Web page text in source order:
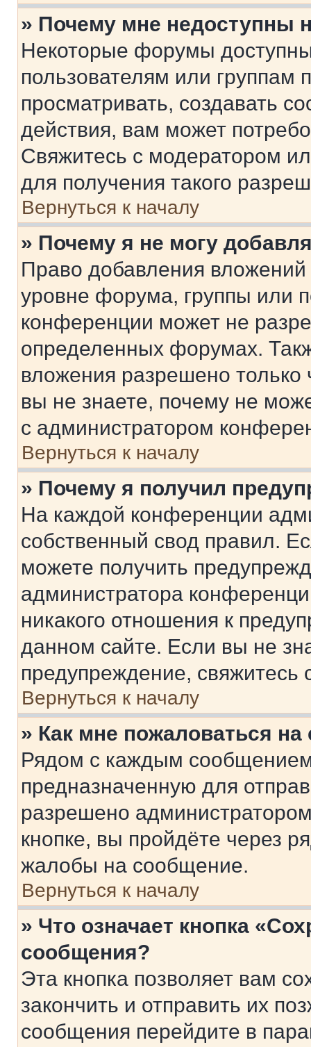
» Почему мне недоступны
Некоторые форумы
пользователям или группам
просматривать, создавать
действия, вам может
Свяжитесь с модератором
для получения такого
Вернуться к началу
» Почему я не могу
Право добавления
уровне форума, группы или
конференции может не
определенных форумах.
вложения разрешено
вы не знаете, почему не
с администратором
Вернуться к началу
» Почему я получил
На каждой конференции
собственный свод правил.
можете получить
администратора
никакого отношения к
данном сайте. Если вы не
предупреждение,
Вернуться к началу
» Как мне пожаловаться
Рядом с каждым сообщением
предназначенную для
разрешено
кнопке, вы пройдёте через
жалобы на сообщение.
Вернуться к началу
» Что означает кнопка
сообщения?
Эта кнопка позволяет вам
закончить и отправить их
сообщения перейдите в